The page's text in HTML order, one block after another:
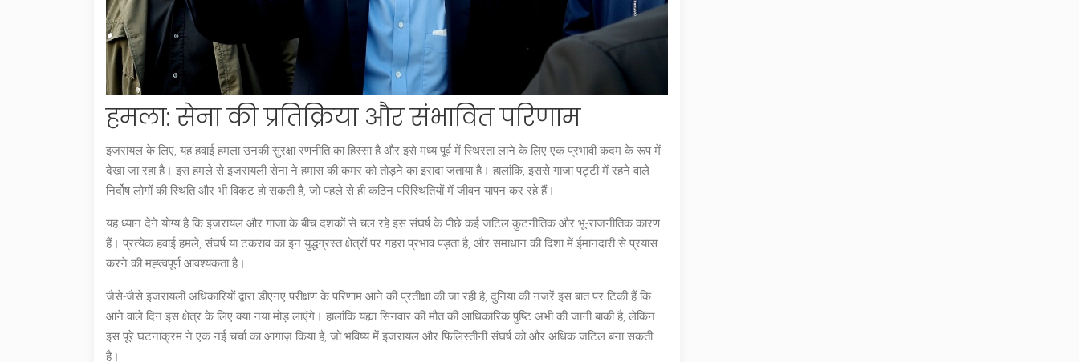
हमला: सेना की प्रतिक्रिया और संभावित परिणाम
इजरायल के लिए, यह हवाई हमला उनकी सुरक्षा रणनीति का हिस्सा है और इसे मध्य पूर्व में स्थिरता लाने के लिए एक प्रभावी कदम के रूप में
देखा जा रहा है। इस हमले से इजरायली सेना ने हमास की कमर को तोड़ने का इरादा जताया है। हालांकि, इससे गाजा पट्टी में रहने वाले
निर्दोष लोगों की स्थिति और भी विकट हो सकती है, जो पहले से ही कठिन परिस्थितियों में जीवन यापन कर रहे हैं।
यह ध्यान देने योग्य है कि इजरायल और गाजा के बीच दशकों से चल रहे इस संघर्ष के पीछे कई जटिल कुटनीतिक और भू-राजनीतिक कारण
हैं। प्रत्येक हवाई हमले, संघर्ष या टकराव का इन युद्धग्रस्त क्षेत्रों पर गहरा प्रभाव पड़ता है, और समाधान की दिशा में ईमानदारी से प्रयास
करने की मह्त्वपूर्ण आवश्यकता है।
जैसे-जैसे इजरायली अधिकारियों द्वारा डीएनए परीक्षण के परिणाम आने की प्रतीक्षा की जा रही है, दुनिया की नजरें इस बात पर टिकी हैं कि
आने वाले दिन इस क्षेत्र के लिए क्या नया मोड़ लाएंगे। हालांकि यह्या सिनवार की मौत की आधिकारिक पुष्टि अभी की जानी बाकी है, लेकिन
इस पूरे घटनाक्रम ने एक नई चर्चा का आगाज़ किया है, जो भविष्य में इजरायल और फिलिस्तीनी संघर्ष को और अधिक जटिल बना सकती
है।